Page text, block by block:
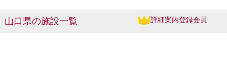
山口県の施設一覧 詳細案内登録会員